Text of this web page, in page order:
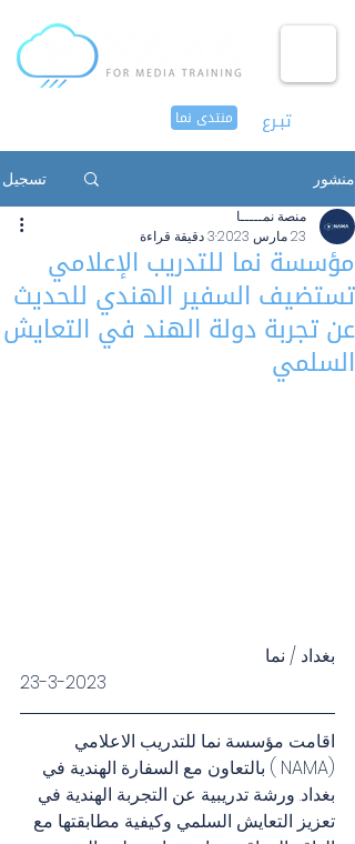
منتدى نما تبـرع
منشور تسجيل
مؤسسة نما للتدريب الإعلامي
تستضيف السفير الهندي للحديث
عن تجربة دولة الهند في التعايش
السلمي
منصة نمـــــا
23 مارس 2023
3 دقيقة قراءة
بغداد / نما
23-3-2023
اقامت مؤسسة نما للتدريب الاعلامي
(NAMA ) بالتعاون مع السفارة الهندية في
بغداد. ورشة تدريبية عن التجربة الهندية في
تعزيز التعايش السلمي وكيفية مطابقتها مع